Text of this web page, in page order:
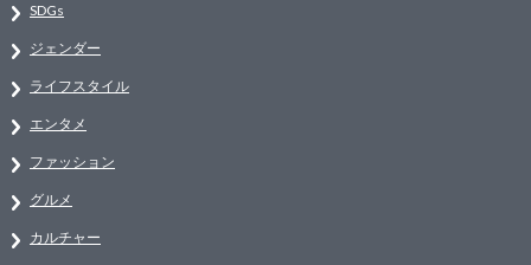
SDGs
ジェンダー
ライフスタイル
エンタメ
ファッション
グルメ
カルチャー